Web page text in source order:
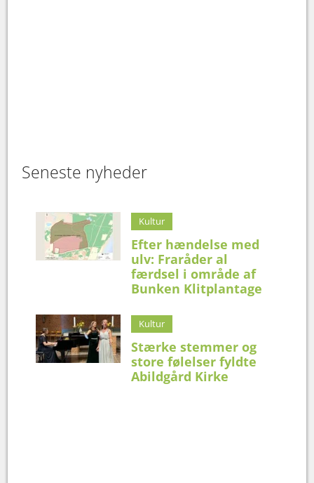
Seneste nyheder
Kultur
Efter hændelse med
ulv: Fraråder al
færdsel i område af
Bunken Klitplantage
Kultur
Stærke stemmer og
store følelser fyldte
Abildgård Kirke